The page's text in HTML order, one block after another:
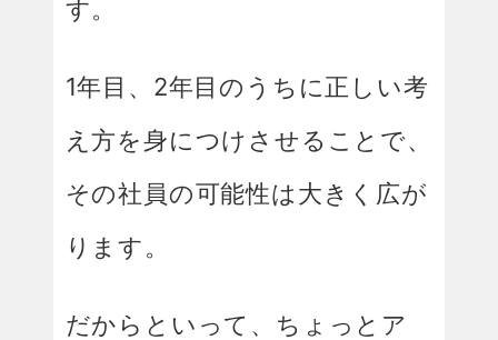
す。
1年目、2年目のうちに正しい考
え方を身につけさせることで、
その社員の可能性は大きく広が
ります。
だからといって、ちょっとア